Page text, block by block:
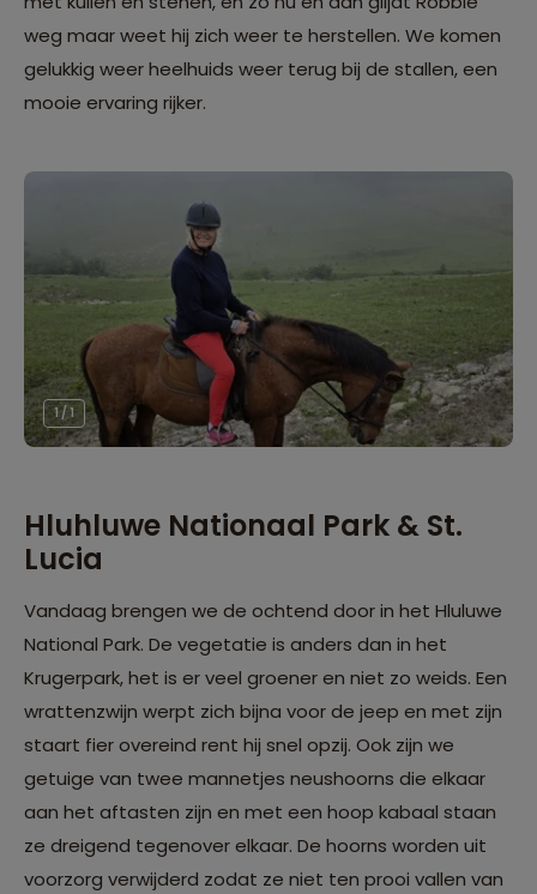
weg maar weet hij zich weer te herstellen. We komen
gelukkig weer heelhuids weer terug bij de stallen, een
mooie ervaring rijker.
1 / 1
Hluhluwe Nationaal Park & St.
Lucia
Vandaag brengen we de ochtend door in het Hluluwe
National Park. De vegetatie is anders dan in het
Krugerpark, het is er veel groener en niet zo weids. Een
wrattenzwijn werpt zich bijna voor de jeep en met zijn
staart fier overeind rent hij snel opzij. Ook zijn we
getuige van twee mannetjes neushoorns die elkaar
aan het aftasten zijn en met een hoop kabaal staan
ze dreigend tegenover elkaar. De hoorns worden uit
voorzorg verwijderd zodat ze niet ten prooi vallen van